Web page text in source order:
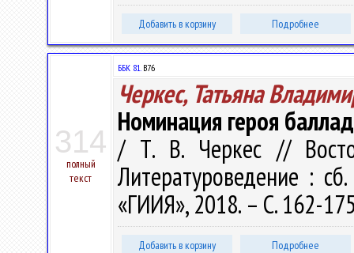
Добавить в корзину Подробнее
314
полный
текст
ББК 81.В76
Черкес, Татьяна
Номинация героя
/ Т. В. Черкес //
Литературоведение :
«ГИИЯ», 2018. – С. 162-
Добавить в корзину Подробнее